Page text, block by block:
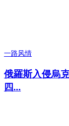
一路风情
俄羅斯入侵烏
四...